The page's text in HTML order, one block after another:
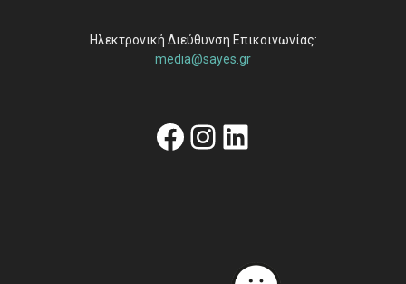
Ηλεκτρονική Διεύθυνση Επικοινωνίας:
media@sayes.gr
Facebook
Instagram
Linkedin